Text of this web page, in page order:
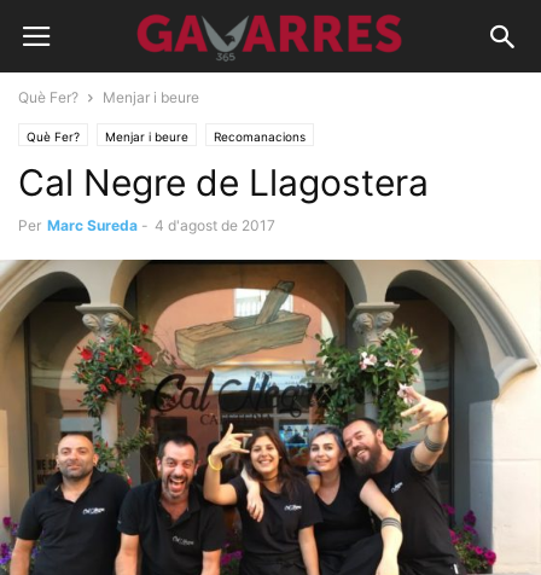
Què Fer? Menjar i beure
Què Fer? Menjar i beure Recomanacions
Cal Negre de Llagostera
Per Marc Sureda - 4 d'agost de 2017